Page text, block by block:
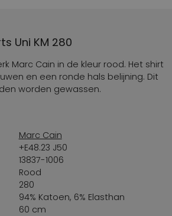
Uni KM 280
Marc Cain in de kleur rood. Het shirt
en een ronde hals belijning. Dit
worden gewassen.
Marc Cain
+E48.23 J50
13837-1006
Rood
280
94% Katoen, 6% Elasthan
60 cm